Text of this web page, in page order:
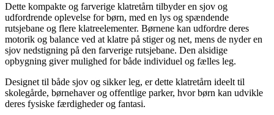
Dette kompakte og farverige klatretårn tilbyder en sjov og
udfordrende oplevelse for børn, med en lys og spændende
rutsjebane og flere klatreelementer. Børnene kan udfordre deres
motorik og balance ved at klatre på stiger og net, mens de nyder en
sjov nedstigning på den farverige rutsjebane. Den alsidige
opbygning giver mulighed for både individuel og fælles leg.
Designet til både sjov og sikker leg, er dette klatretårn ideelt til
skolegårde, børnehaver og offentlige parker, hvor børn kan udvikle
deres fysiske færdigheder og fantasi.